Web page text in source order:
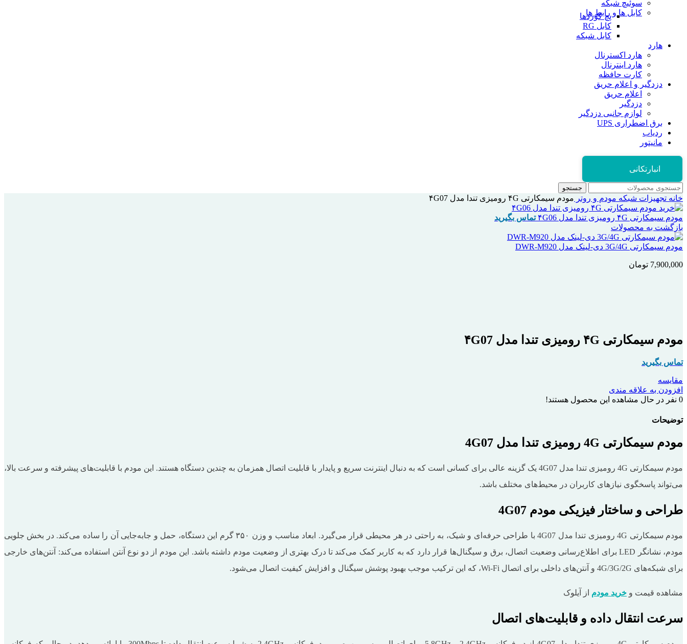
سوئیچ شبکه
کابل ها و رابط ها
پچ کوردها
کابل RG
کابل شبکه
هارد
هارد اکسترنال
هارد اینترنال
کارت حافظه
دزدگیر و اعلام حریق
اعلام حریق
دزدگیر
لوازم جانبی دزدگیر
برق اضطراری UPS
ردیاب
مانیتور
انبارتکانی
جستجو
خانه تجهیزات شبکه مودم و روتر مودم سیمکارتی ۴G رومیزی تندا مدل ۴G07
مودم سیمکارتی ۴G رومیزی تندا مدل ۴G06
تماس بگیرید
بازگشت به محصولات
مودم سیمکارتی 3G/4G دی-لینک مدل DWR-M920
7,900,000 تومان
مودم سیمکارتی ۴G رومیزی تندا مدل ۴G07
تماس بگیرید
مقایسه
افزودن به علاقه مندی
0 نفر در حال مشاهده این محصول هستند!
توضیحات
مودم سیمکارتی 4G رومیزی تندا مدل 4G07
مودم سیمکارتی 4G رومیزی تندا مدل 4G07 یک گزینه عالی برای کسانی است که به دنبال اینترنت سریع و پایدار با قابلیت اتصال همزمان به چندین دستگاه هستند. این مودم با قابلیت‌های پیشرفته و سرعت بالا،
می‌تواند پاسخگوی نیازهای کاربران در محیط‌های مختلف باشد.
طراحی و ساختار فیزیکی مودم 4G07
مودم سیمکارتی 4G رومیزی تندا مدل 4G07 با طراحی حرفه‌ای و شیک، به راحتی در هر محیطی قرار می‌گیرد. ابعاد مناسب و وزن ۳۵۰ گرم این دستگاه، حمل و جابه‌جایی آن را ساده می‌کند. در بخش جلویی
مودم، نشانگر LED برای اطلاع‌رسانی وضعیت اتصال، برق و سیگنال‌ها قرار دارد که به کاربر کمک می‌کند تا درک بهتری از وضعیت مودم داشته باشد. این مودم از دو نوع آنتن استفاده می‌کند: آنتن‌های خارجی
برای شبکه‌های 4G/3G/2G و آنتن‌های داخلی برای اتصال Wi-Fi، که این ترکیب موجب بهبود پوشش سیگنال و افزایش کیفیت اتصال می‌شود.
مشاهده قیمت و خرید مودم از آیلوک
سرعت انتقال داده و قابلیت‌های اتصال